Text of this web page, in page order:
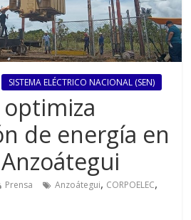
SISTEMA ELÉCTRICO NACIONAL (SEN)
de energía en
Prensa Anzoátegui, CORPOELEC,